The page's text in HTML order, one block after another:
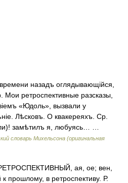
назадъ оглядывающійся,
ретроспективные разсказы,
«Юдоль», вызвали у
Лѣсковъ. О квакереяхъ. Ср.
замѣтилъ я, любуясь… …
словарь Михельсона (оригинальная
ая, ое; вен,
прошлому, в ретроспективу. Р.